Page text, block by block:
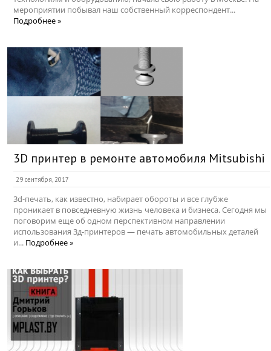
мероприятии побывал наш собственный корреспондент...
Подробнее »
3D принтер в ремонте автомобиля Mitsubishi
29 сентября, 2017
3d-печать, как известно, набирает обороты и все глубже
проникает в повседневную жизнь человека и бизнеса. Сегодня мы
поговорим еще об одном перспективном направлении
использования 3д-принтеров — печать автомобильных деталей
и... Подробнее »